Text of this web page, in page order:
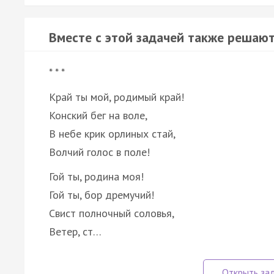
Вместе с этой задачей также
* * *
Край ты мой, родимый край!
Конский бег на воле,
В небе крик орлиных стай,
Волчий голос в поле!
Гой ты, родина моя!
Гой ты, бор дремучий!
Свист полночный соловья,
Ветер, ст…